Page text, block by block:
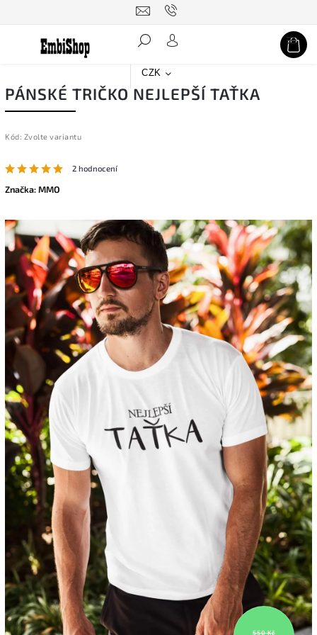
CZK
Hledat
PÁNSKÉ TRIČKO NEJLEPŠÍ TAŤKA
Kód: Zvolte variantu
2 hodnocení
Značka:MMO
550 Kč